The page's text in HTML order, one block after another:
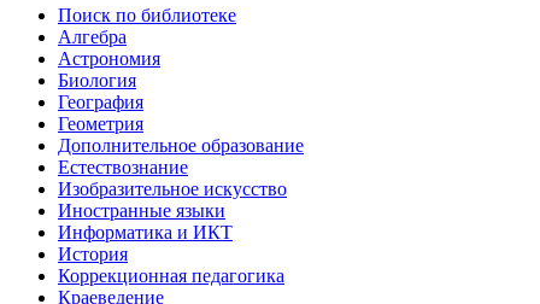
Поиск по библиотеке
Алгебра
Астрономия
Биология
География
Геометрия
Дополнительное образование
Естествознание
Изобразительное искусство
Иностранные языки
Информатика и ИКТ
История
Коррекционная педагогика
Краеведение